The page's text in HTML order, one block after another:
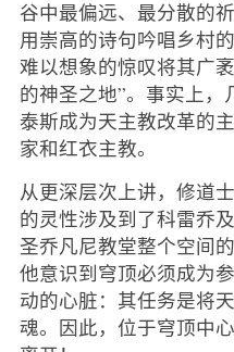
谷中最偏远、最分散的
用崇高的诗句吟唱乡村
难以想象的惊叹将其广
的神圣之地”。事实上
泰斯成为天主教改革的
家和红衣主教。
从更深层次上讲，修道
的灵性涉及到了科雷乔
圣乔凡尼教堂整个空间
他意识到穹顶必须成为
动的心脏：其任务是将
魂。因此，位于穹顶中